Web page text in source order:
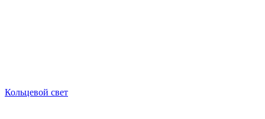
Кольцевой свет